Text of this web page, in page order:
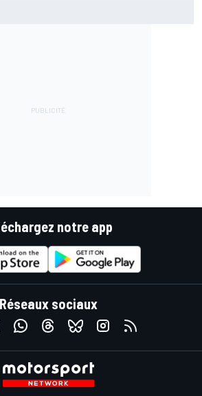
notre app
Réseaux sociaux